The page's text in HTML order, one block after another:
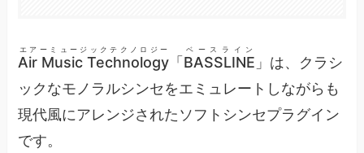
Air Music Technology
エアーミュージックテクノロジー
「 BASSLINE
ベースライン
」は、クラシ
ックなモノラルシンセをエミュレートしながらも
現代風にアレンジされたソフトシンセプラグイン
です。